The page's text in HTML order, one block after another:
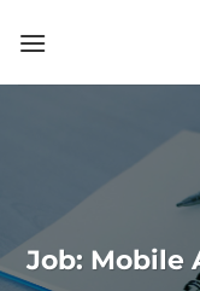
Job: Mobile